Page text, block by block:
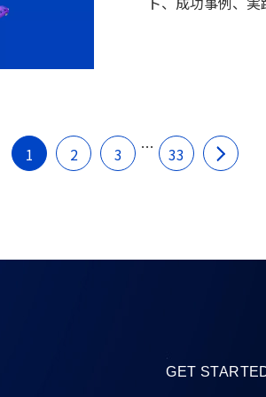
1
2 3 … 33
GET